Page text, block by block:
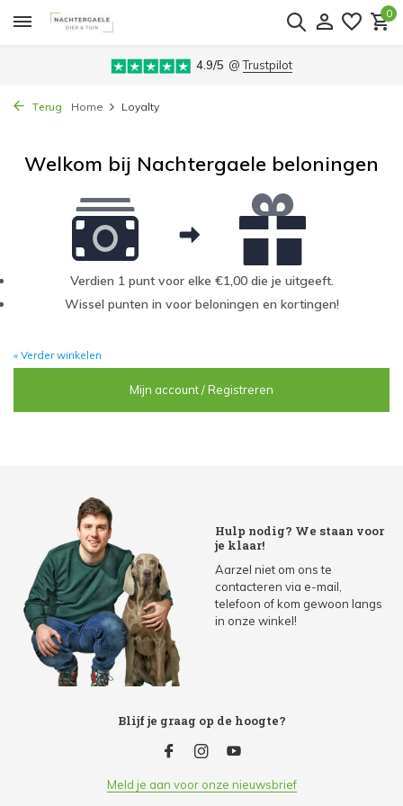
0
4.9/5 @Trustpilot
Terug Home Loyalty
Welkom bij Nachtergaele beloningen
Verdien 1 punt voor elke €1,00 die je uitgeeft.
Wissel punten in voor beloningen en kortingen!
« Verder winkelen
Mijn account / Registreren
Hulp nodig? We staan voor
je klaar!
Aarzel niet om ons te
contacteren via e-mail,
telefoon of kom gewoon langs
in onze winkel!
Blijf je graag op de hoogte?
Meld je aan voor onze nieuwsbrief